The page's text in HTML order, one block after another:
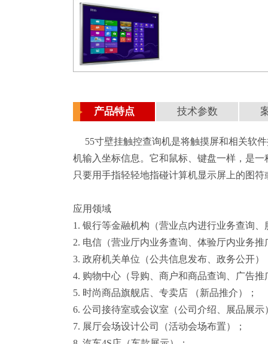
产品特点 技术参数
55寸壁挂触控查询机是将触摸屏和相关软
机输入坐标信息。它和鼠标、键盘一样，是
只要用手指轻轻地指碰计算机显示屏上的图
应用领域
1. 银行等金融机构（营业点内进行业务查询、
2. 电信（营业厅内业务查询、体验厅内业务推
3. 政府机关单位（公共信息发布、政务公开）
4. 购物中心（导购、商户和商品查询、广告推
5. 时尚商品旗舰店、专卖店 （新品推介）；
6. 公司接待室或会议室（公司介绍、展品展示
7. 展厅会场设计公司（活动会场布置）；